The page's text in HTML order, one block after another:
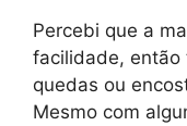
Percebi que a
facilidade, então
quedas ou
Mesmo com